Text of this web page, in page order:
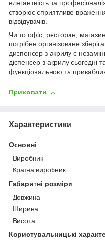
елегантність та
створює сприятливе
відвідувачів.
Чи то офіс, ресторан,
потрібне організоване
диспенсер з акрилу є
діспенсер з акрилу сьогодні
функціональною та
Приховати
Характеристики
Основні
Виробник
Країна виробник
Габаритні розміри
Довжина
Ширина
Висота
Користувальницькі